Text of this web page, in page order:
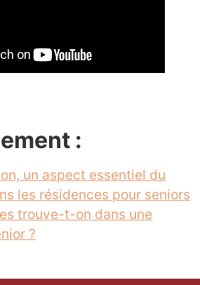
:
un aspect essentiel du
les résidences pour seniors
trouve-t-on dans une
?